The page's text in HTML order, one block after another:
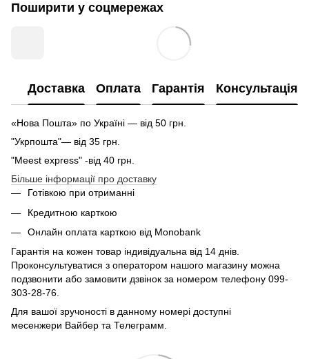
Поширити у соцмережах
Доставка Оплата Гарантія Консультація
«Нова Пошта» по Україні — від 50 грн.
"Укрпошта"— від 35 грн.
"Meest express" -від 40 грн.
Більше інформації про доставку
Готівкою при отриманні
Кредитною карткою
Онлайн оплата карткою від Monobank
Гарантія на кожен товар індивідуальна від 14 днів.
Проконсультуватися з оператором нашого магазину можна
подзвонити або замовити дзвінок за номером телефону 099-
303-28-76.
Для вашої зручоності в данному номері доступні
месенжери Вайбер та Телеграмм.